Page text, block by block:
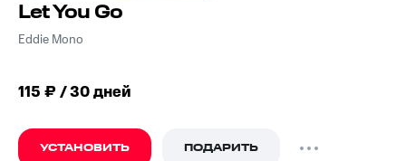
Let You Go
Eddie Mono
115 ₽ / 30 дней
УСТАНОВИТЬ ПОДАРИТЬ